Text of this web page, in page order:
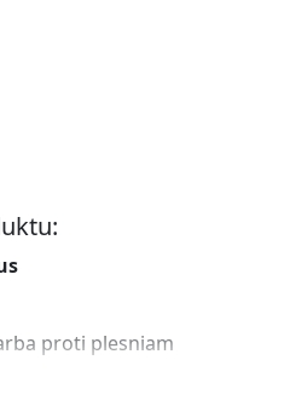
proti plesniam
a umývateľná